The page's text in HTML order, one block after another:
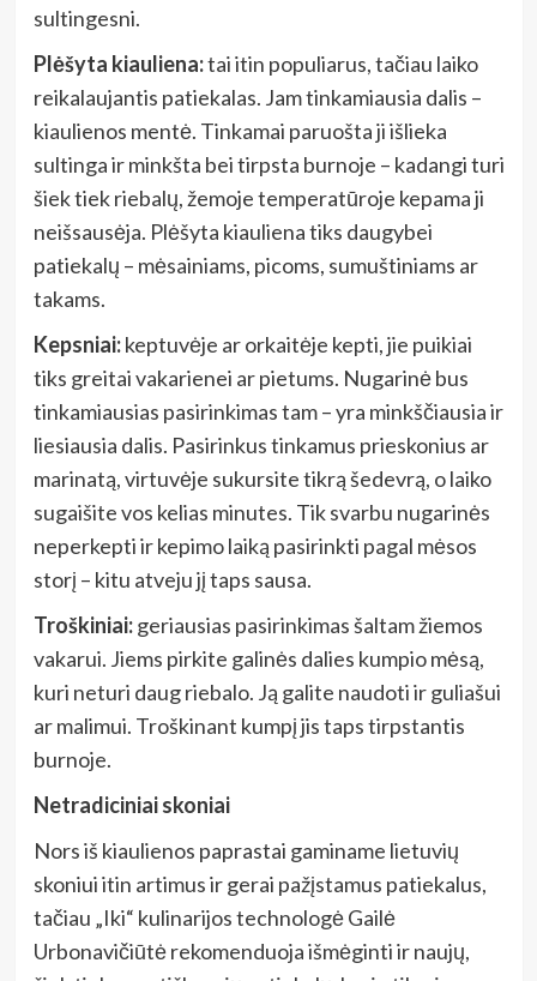
sultingesni.
Plėšyta kiauliena:tai itin populiarus, tačiau laiko
reikalaujantis patiekalas. Jam tinkamiausia dalis –
kiaulienos mentė. Tinkamai paruošta ji išlieka
sultinga ir minkšta bei tirpsta burnoje – kadangi turi
šiek tiek riebalų, žemoje temperatūroje kepama ji
neišsausėja. Plėšyta kiauliena tiks daugybei
patiekalų – mėsainiams, picoms, sumuštiniams ar
takams.
Kepsniai:keptuvėje ar orkaitėje kepti, jie puikiai
tiks greitai vakarienei ar pietums. Nugarinė bus
tinkamiausias pasirinkimas tam – yra minkščiausia ir
liesiausia dalis. Pasirinkus tinkamus prieskonius ar
marinatą, virtuvėje sukursite tikrą šedevrą, o laiko
sugaišite vos kelias minutes. Tik svarbu nugarinės
neperkepti ir kepimo laiką pasirinkti pagal mėsos
storį – kitu atveju jį taps sausa.
Troškiniai:geriausias pasirinkimas šaltam žiemos
vakarui. Jiems pirkite galinės dalies kumpio mėsą,
kuri neturi daug riebalo. Ją galite naudoti ir guliašui
ar malimui. Troškinant kumpį jis taps tirpstantis
burnoje.
Netradiciniai skoniai
Nors iš kiaulienos paprastai gaminame lietuvių
skoniui itin artimus ir gerai pažįstamus patiekalus,
tačiau „Iki“ kulinarijos technologė Gailė
Urbonavičiūtė rekomenduoja išmėginti ir naujų,